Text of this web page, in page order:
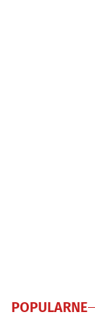
POPULARNE